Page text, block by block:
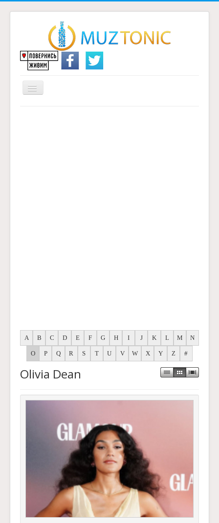
Перемикач
навігації
A B C D E F G H I J K L M N
O P Q R S T U V W X Y Z #
Olivia Dean